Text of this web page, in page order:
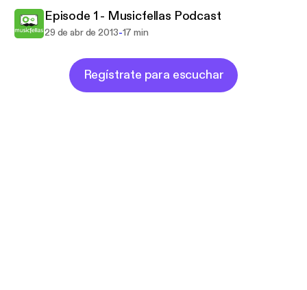
Episode 1 - Musicfellas Podcast
29 de abr de 2013-17 min
Regístrate para escuchar